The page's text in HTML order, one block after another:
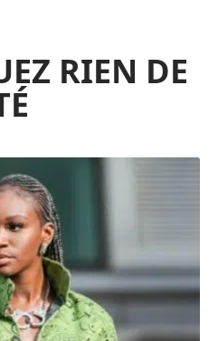
RIEN DE